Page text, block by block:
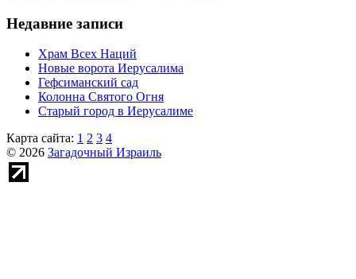
Недавние записи
Храм Всех Наций
Новые ворота Иерусалима
Гефсиманский сад
Колонна Святого Огня
Старый город в Иерусалиме
Карта сайта: 1 2 3 4
© 2026 Загадочный Израиль